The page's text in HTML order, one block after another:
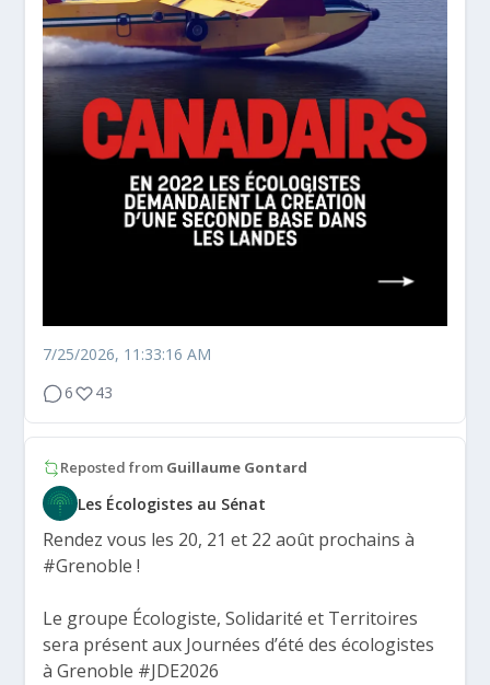
7/25/2026, 11:33:16 AM
6
43
Reposted from Guillaume Gontard
Les Écologistes au Sénat
Rendez vous les 20, 21 et 22 août prochains à
#Grenoble !
Le groupe Écologiste, Solidarité et Territoires
sera présent aux Journées d’été des écologistes
à Grenoble #JDE2026